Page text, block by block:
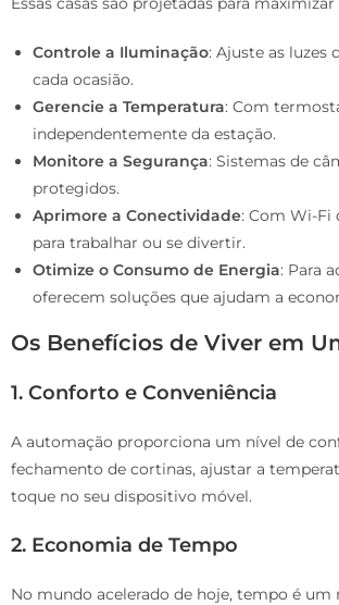
Controle a Iluminação: Ajuste as luzes
cada ocasião.
Gerencie a Temperatura: Com
independentemente da estação.
Monitore a Segurança: Sistemas de
protegidos.
Aprimore a Conectividade: Com Wi-Fi
para trabalhar ou se divertir.
Otimize o Consumo de Energia: Para
oferecem soluções que ajudam a
Os Benefícios de Viver em
1. Conforto e Conveniência
A automação proporciona um nível de
fechamento de cortinas, ajustar a
toque no seu dispositivo móvel.
2. Economia de Tempo
No mundo acelerado de hoje, tempo é